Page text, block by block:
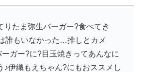
りたま弥生バーガー?食べてき
誰もいなかった…推しとカメ
ガー?に?目玉焼きってあんなに
♪伊織もえちゃん?にもおススメし